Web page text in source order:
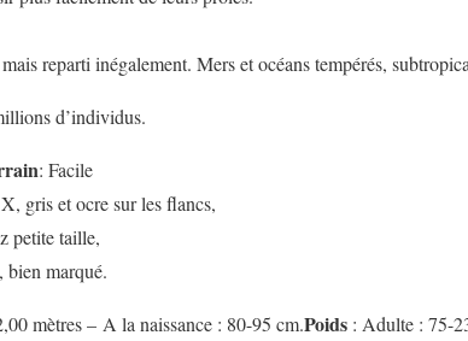
reparti inégalement. Mers et océans tempérés,
d’individus.
: Facile
gris et ocre sur les flancs,
petite taille,
marqué.
mètres – A la naissance : 80-95 cm.Poids : Adulte : 75-